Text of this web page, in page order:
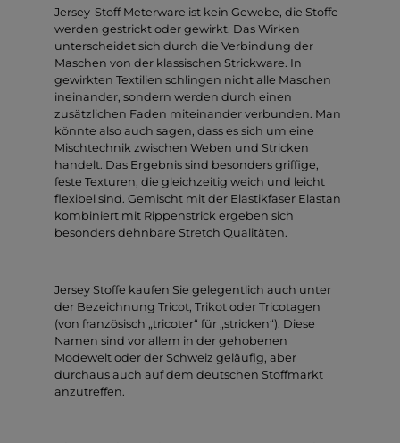
Jersey-Stoff Meterware ist kein Gewebe, die Stoffe
werden gestrickt oder gewirkt. Das Wirken
unterscheidet sich durch die Verbindung der
Maschen von der klassischen Strickware. In
gewirkten Textilien schlingen nicht alle Maschen
ineinander, sondern werden durch einen
zusätzlichen Faden miteinander verbunden. Man
könnte also auch sagen, dass es sich um eine
Mischtechnik zwischen Weben und Stricken
handelt. Das Ergebnis sind besonders griffige,
feste Texturen, die gleichzeitig weich und leicht
flexibel sind. Gemischt mit der Elastikfaser Elastan
kombiniert mit Rippenstrick ergeben sich
besonders dehnbare Stretch Qualitäten.
Jersey Stoffe kaufen Sie gelegentlich auch unter
der Bezeichnung Tricot, Trikot oder Tricotagen
(von französisch „tricoter“ für „stricken“). Diese
Namen sind vor allem in der gehobenen
Modewelt oder der Schweiz geläufig, aber
durchaus auch auf dem deutschen Stoffmarkt
anzutreffen.